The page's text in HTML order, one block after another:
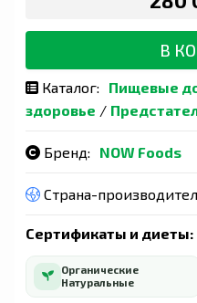
В
Каталог: Пищевые
здоровье /
Бренд: NOW Foods
Страна-
Сертификаты и диеты:
Органические
Натуральные